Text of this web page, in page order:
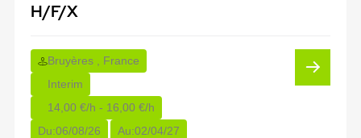
H/F/X
Bruyères , France
Interim
14,00 €/h - 16,00 €/h
Du:06/08/26 Au:02/04/27